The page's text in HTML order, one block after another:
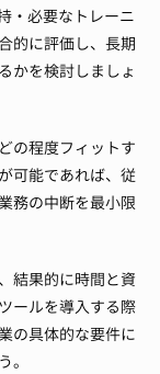
・必要なトレーニ
的に評価し、長期
かを検討しましょ
の程度フィットす
可能であれば、従
務の中断を最小限
結果的に時間と資
ールを導入する際
の具体的な要件に
。